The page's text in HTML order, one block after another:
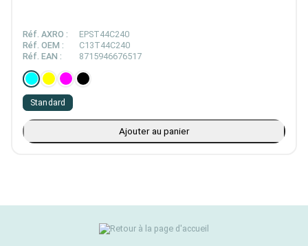
Réf. AXRO :
EPST44C240
Réf. OEM :
C13T44C240
Réf. EAN :
8715946676517
Standard
Ajouter au panier